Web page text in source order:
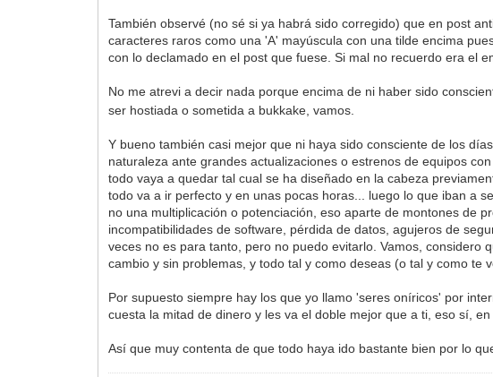
También observé (no sé si ya habrá sido corregido) que en post
caracteres raros como una 'A' mayúscula con una tilde encima
con lo declamado en el post que fuese. Si mal no recuerdo era el
No me atrevi a decir nada porque encima de ni haber sido
ser hostiada o sometida a bukkake, vamos.
Y bueno también casi mejor que ni haya sido consciente de los
naturaleza ante grandes actualizaciones o estrenos de equipos
todo vaya a quedar tal cual se ha diseñado en la cabeza
todo va a ir perfecto y en unas pocas horas... luego lo que iban a
no una multiplicación o potenciación, eso aparte de montones de
incompatibilidades de software, pérdida de datos, agujeros de
veces no es para tanto, pero no puedo evitarlo. Vamos,
cambio y sin problemas, y todo tal y como deseas (o tal y como te
Por supuesto siempre hay los que yo llamo 'seres oníricos' por
cuesta la mitad de dinero y les va el doble mejor que a ti, eso sí,
Así que muy contenta de que todo haya ido bastante bien por lo